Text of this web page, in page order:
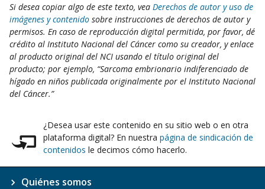
Si desea copiar algo de este texto, vea Derechos de autor y uso de
imágenes y contenido sobre instrucciones de derechos de autor y
permisos. En caso de reproducción digital permitida, por favor, dé
crédito al Instituto Nacional del Cáncer como su creador, y enlace
al producto original del NCI usando el título original del
producto; por ejemplo, “Sarcoma embrionario indiferenciado de
hígado en niños publicada originalmente por el Instituto Nacional
del Cáncer.”
¿Desea usar este contenido en su sitio web o en otra
plataforma digital? En nuestra página de sindicación de
contenidos le decimos cómo hacerlo.
Quiénes somos